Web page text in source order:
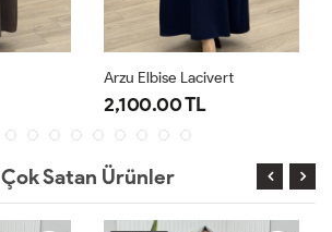
Arzu Elbise Lacivert
2,100.00 TL
Çok Satan Ürünler